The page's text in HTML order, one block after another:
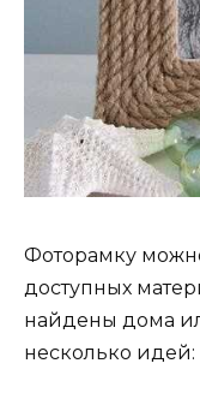
Фоторамку
доступных
найдены дома
несколько идей: